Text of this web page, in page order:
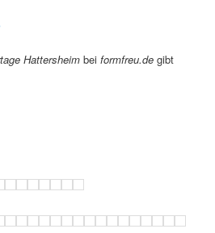
Hattersheim beiformfreu.de gibt